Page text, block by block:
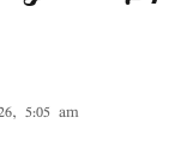
5:05 am